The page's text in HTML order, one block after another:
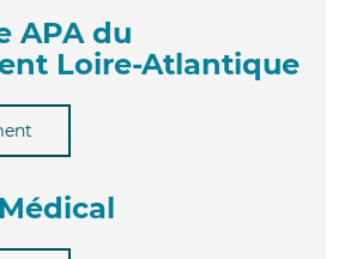
APA du
Loire-Atlantique